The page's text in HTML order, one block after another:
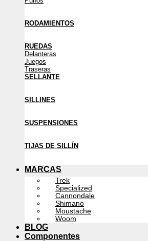
RODAMIENTOS
RUEDAS
Delanteras
Juegos
Traseras
SELLANTE
SILLINES
SUSPENSIONES
TIJAS DE SILLÍN
MARCAS
Trek
Specialized
Cannondale
Shimano
Moustache
Woom
BLOG
Componentes